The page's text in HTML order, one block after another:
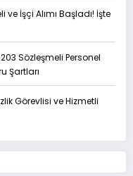
ve İşçi Alımı Başladı! İşte
Sözleşmeli Personel
Şartları
Görevlisi ve Hizmetli